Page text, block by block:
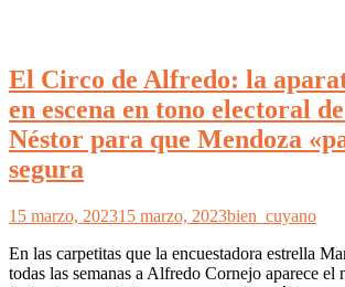
El Circo de Alfredo: la
en escena en tono electoral
Néstor para que Mendoza
segura
15 marzo, 202315 marzo, 2023bien_cuyano
En las carpetitas que la encuestadora estrella
todas las semanas a Alfredo Cornejo aparece el